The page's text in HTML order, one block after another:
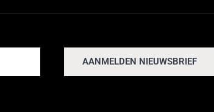
AANMELDEN NIEUWSBRIEF